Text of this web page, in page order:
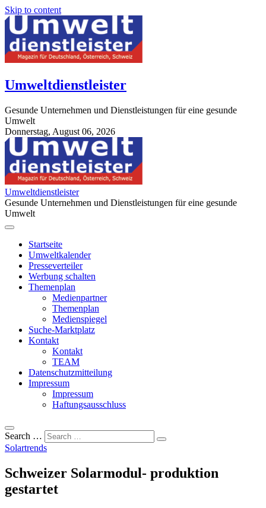
Skip to content
Umweltdienstleister
Gesunde Unternehmen und Dienstleistungen für eine gesunde
Umwelt
Donnerstag, August 06, 2026
StuttgartApotheke.com
Umweltdienstleister
Gesunde Unternehmen und Dienstleistungen für eine gesunde
Umwelt
Startseite
Umweltkalender
Presseverteiler
Werbung schalten
Themenplan
Medienpartner
Themenplan
Medienspiegel
Suche-Marktplatz
Kontakt
Kontakt
TEAM
Datenschutzmitteilung
Impressum
Impressum
Haftungsausschluss
Search …
Solartrends
Schweizer Solarmodul- produktion
gestartet